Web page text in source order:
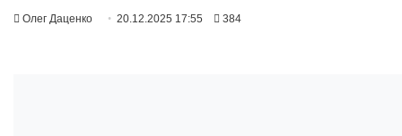
Oлег Даценко 20.12.2025 17:55 384